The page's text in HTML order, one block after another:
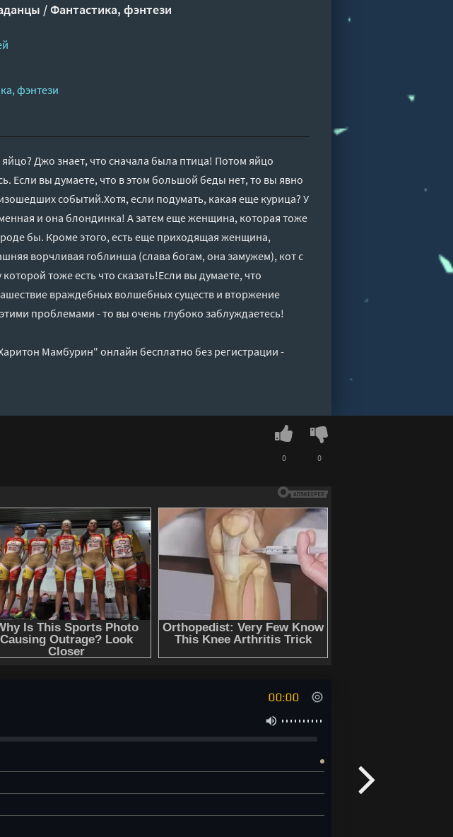
/Фантастика, фэнтези
фэнтези
Джо знает, что сначала была птица! Потом яйцо
Если вы думаете, что в этом большой беды нет, то вы явно
событий.Хотя, если подумать, какая еще курица? У
и она блондинка! А затем еще женщина, которая тоже
бы. Кроме этого, есть еще приходящая женщина,
ворчливая гоблинша (слава богам, она замужем), кот с
тоже есть что сказать!Если вы думаете, что
враждебных волшебных существ и вторжение
проблемами - то вы очень глубоко заблуждаетесь!
Мамбурин" онлайн бесплатно без регистрации -
0 0
00:00